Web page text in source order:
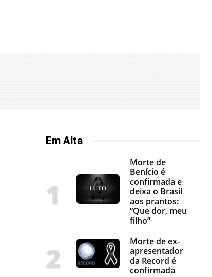
Em Alta
Morte de
Benício é
confirmada e
deixa o Brasil
aos prantos:
“Que dor, meu
filho”
Morte de ex-
apresentador
da Record é
confirmada